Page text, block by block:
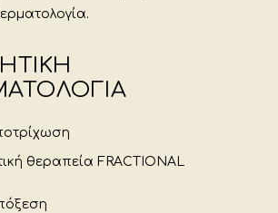
θεραπεία FRACTIONAL